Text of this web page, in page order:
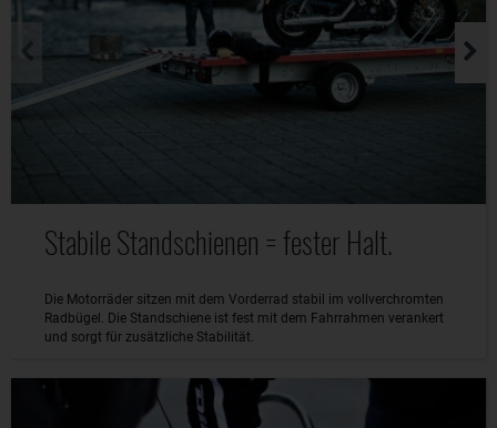
Stabile Standschienen = fester Halt.
Die Motorräder sitzen mit dem Vorderrad stabil im vollverchromten
Radbügel. Die Standschiene ist fest mit dem Fahrrahmen verankert
und sorgt für zusätzliche Stabilität.